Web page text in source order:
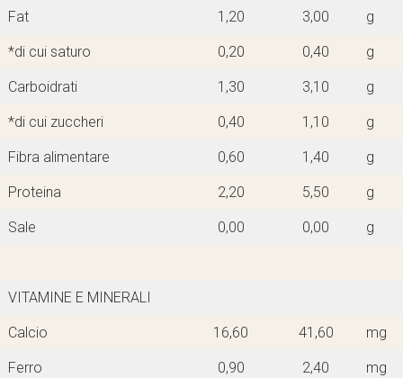
Fat 1,20 3,00 g
*di cui saturo 0,20 0,40 g
Carboidrati 1,30 3,10 g
*di cui zuccheri 0,40 1,10 g
Fibra alimentare 0,60 1,40 g
Proteina 2,20 5,50 g
Sale 0,00 0,00 g
VITAMINE E MINERALI
Calcio 16,60 41,60 mg
Ferro 0,90 2,40 mg